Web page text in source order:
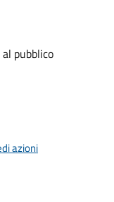
pubblico
azioni